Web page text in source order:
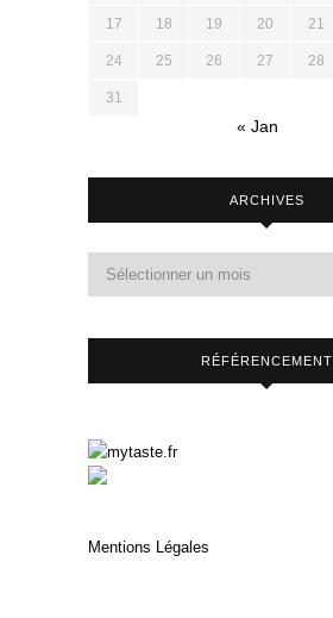
17 18 19 20 21
24 25 26 27 28
31
« Jan
ARCHIVES
RÉFÉRENCEMENT
Mentions Légales